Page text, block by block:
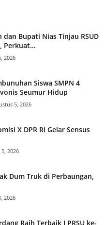
Bupati Nias Tinjau RSUD
Perkuat...
2026
Siswa SMPN 4
Seumur Hidup
5, 2026
X DPR RI Gelar Sensus
2026
Dum Truk di Perbaungan,
2026
Raih Terbaik I PRSU ke-